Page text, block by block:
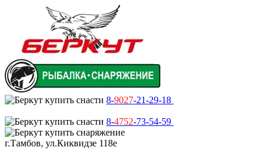
8-9027-21-29-18
8-4752-73-54-59
г.Тамбов, ул.Киквидзе 118е